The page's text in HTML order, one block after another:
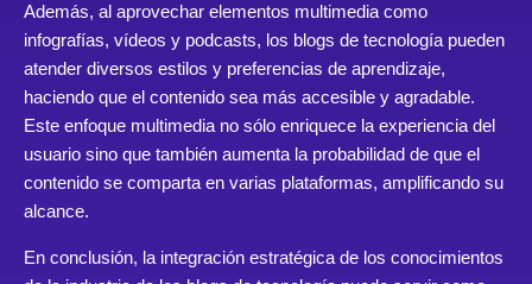
Además, al aprovechar elementos multimedia como
infografías, vídeos y podcasts, los blogs de tecnología pueden
atender diversos estilos y preferencias de aprendizaje,
haciendo que el contenido sea más accesible y agradable.
Este enfoque multimedia no sólo enriquece la experiencia del
usuario sino que también aumenta la probabilidad de que el
contenido se comparta en varias plataformas, amplificando su
alcance.
En conclusión, la integración estratégica de los conocimientos